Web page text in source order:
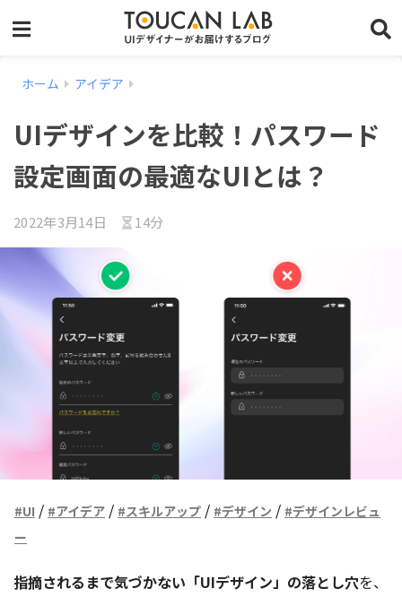
ホーム アイデア
UIデザインを比較！パスワード
設定画面の最適なUIとは？
2022年3月14日 14分
#UI / #アイデア / #スキルアップ / #デザイン / #デザインレビュ
ー
指摘されるまで気づかない「UIデザイン」の落とし穴を、